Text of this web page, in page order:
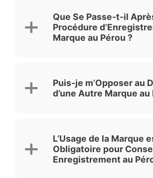
Que Se Passe-t-il
Procédure
Marque au Pérou ?
Puis-je m’Opposer au
d’une Autre Marque au
L’Usage de la Marque
Obligatoire pour
Enregistrement au